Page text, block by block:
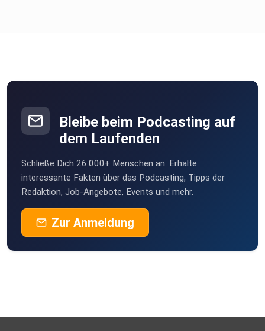
Bleibe beim Podcasting auf
dem Laufenden
Schließe Dich 26.000+ Menschen an. Erhalte
interessante Fakten über das Podcasting, Tipps der
Redaktion, Job-Angebote, Events und mehr.
Zur Anmeldung